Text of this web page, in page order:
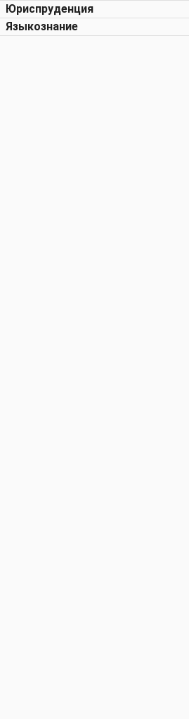
Юриспруденция
Языкознание